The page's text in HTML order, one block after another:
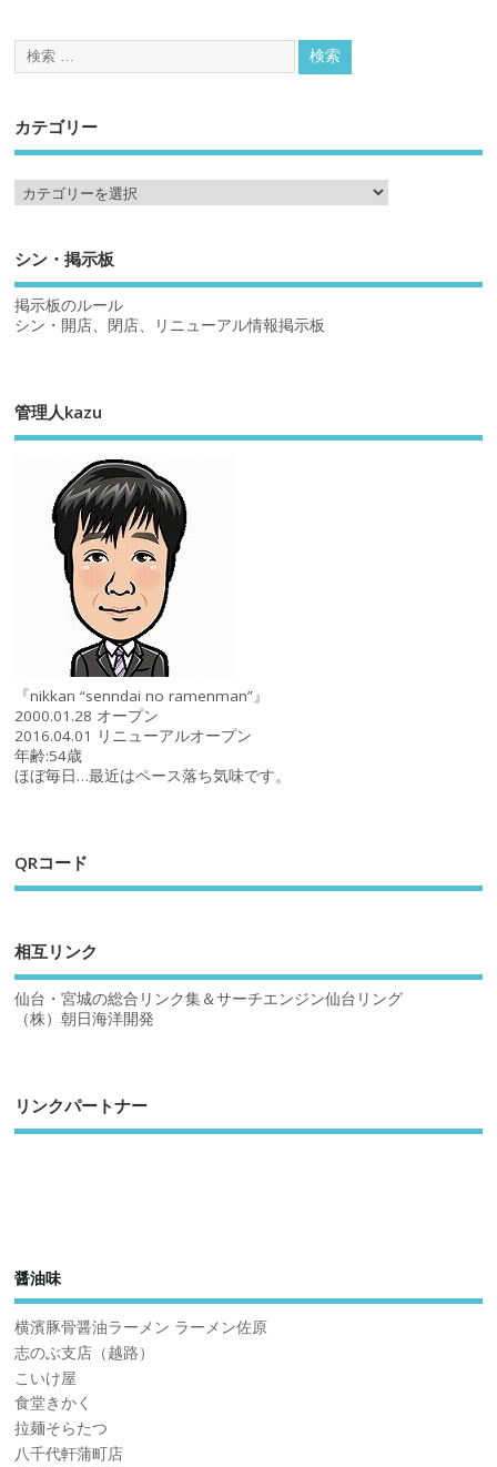
カテゴリー
シン・掲示板
掲示板のルール
シン・開店、閉店、リニューアル情報掲示板
管理人kazu
『nikkan “senndai no ramenman”』
2000.01.28 オープン
2016.04.01 リニューアルオープン
年齢:54歳
ほぼ毎日…最近はペース落ち気味です。
QRコード
相互リンク
仙台・宮城の総合リンク集＆サーチエンジン仙台リング
（株）朝日海洋開発
リンクパートナー
醤油味
横濱豚骨醤油ラーメン ラーメン佐原
志のぶ支店（越路）
こいけ屋
食堂きかく
拉麺そらたつ
八千代軒蒲町店